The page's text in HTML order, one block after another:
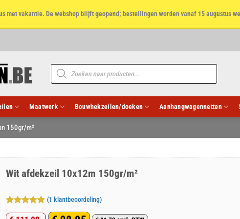
met vakantie. De webshop blijft geopend; bestellingen worden vanaf 15 augustus
Producten
zoeken
Maatwerk Bouwhekzeilen/doeken Aanhangwagennetten
150gr/m²
Wit afdekzeil 10x12m 150gr/m²
Gewaardeerd
1
(1 klantbeoordeling)